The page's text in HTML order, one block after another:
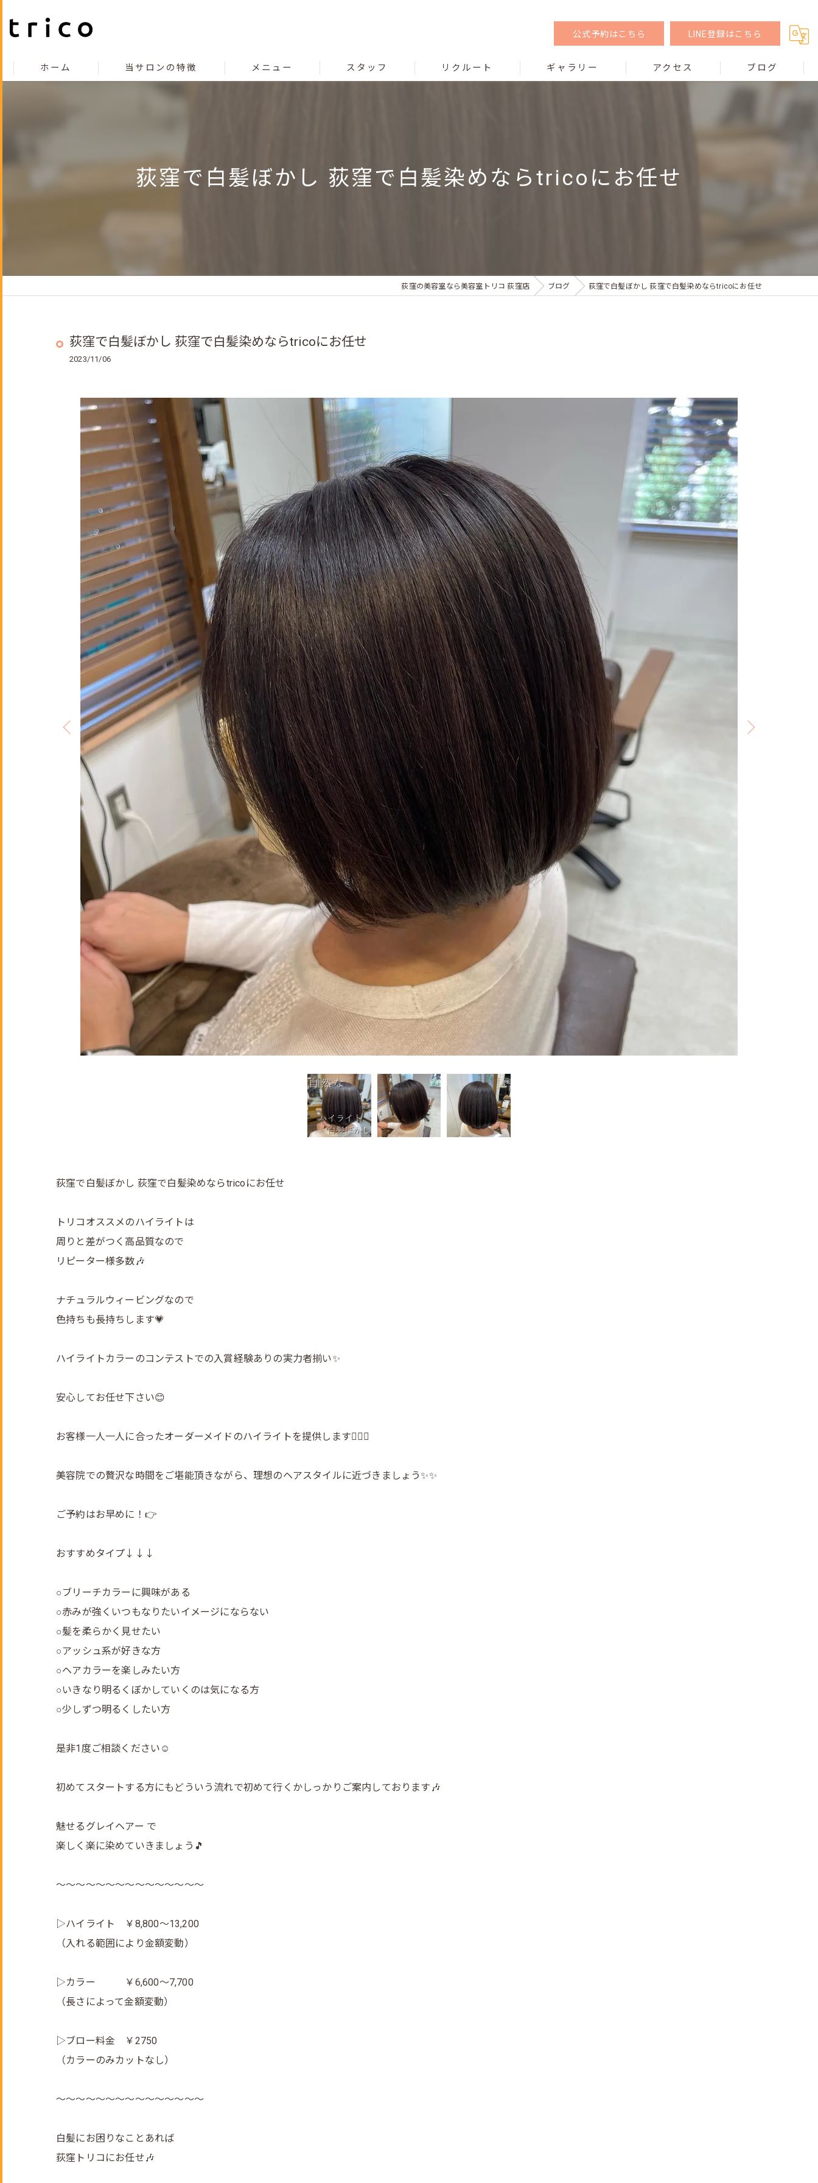
公式予約はこちら LINE登録はこちら
ホーム 当サロンの特徴
ヘッドスパ
成人式のご予約について
メニュー スタッフ リクルート ギャラリー アクセス ブログ
荻窪で白髪ぼかし 荻窪で白髪染めならtricoにお任せ
荻窪の美容室なら美容室トリコ 荻窪店 ブログ 荻窪で白髪ぼかし 荻窪で白髪染めならtricoにお任せ
荻窪で白髪ぼかし 荻窪で白髪染めならtricoにお任せ
2023/11/06
荻窪で白髪ぼかし 荻窪で白髪染めならtricoにお任せ
トリコオススメのハイライトは
周りと差がつく高品質なので
リピーター様多数🎶
ナチュラルウィービングなので
色持ちも長持ちします💗
ハイライトカラーのコンテストでの入賞経験ありの実力者揃い✨
安心してお任せ下さい😊
お客様一人一人に合ったオーダーメイドのハイライトを提供します💇‍♀️✨
美容院での贅沢な時間をご堪能頂きながら、理想のヘアスタイルに近づきましょう✨✨
ご予約はお早めに！👉
おすすめタイプ↓↓↓
○ブリーチカラーに興味がある
○赤みが強くいつもなりたいイメージにならない
○髪を柔らかく見せたい
○アッシュ系が好きな方
○ヘアカラーを楽しみたい方
○いきなり明るくぼかしていくのは気になる方
○少しずつ明るくしたい方
是非1度ご相談ください☺️
初めてスタートする方にもどういう流れで初めて行くかしっかりご案内しております🎶
魅せるグレイヘアー で
楽しく楽に染めていきましょう🎵
～～～～～～～～～～～～～～～
▷ハイライト ￥8,800～13,200
（入れる範囲により金額変動）
▷カラー ￥6,600～7,700
（長さによって金額変動）
▷ブロー料金 ￥2750
（カラーのみカットなし）
～～～～～～～～～～～～～～～
白髪にお困りなことあれば
荻窪トリコにお任せ🎶